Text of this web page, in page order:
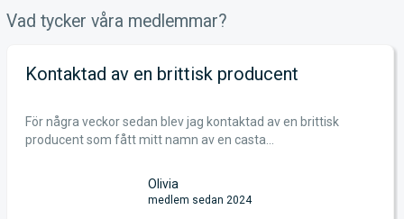
Vad tycker våra medlemmar?
Kontaktad av en brittisk producent
För några veckor sedan blev jag kontaktad av en brittisk
producent som fått mitt namn av en casta...
Olivia
medlem sedan 2024